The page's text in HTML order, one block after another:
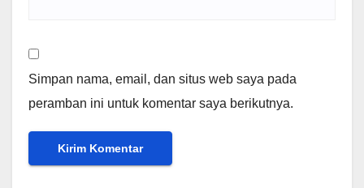
Simpan nama, email, dan situs web saya pada
peramban ini untuk komentar saya berikutnya.